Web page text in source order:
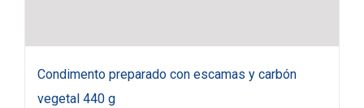
Condimento preparado con escamas y carbón
vegetal 440 g